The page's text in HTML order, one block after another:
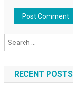
RECENT POSTS